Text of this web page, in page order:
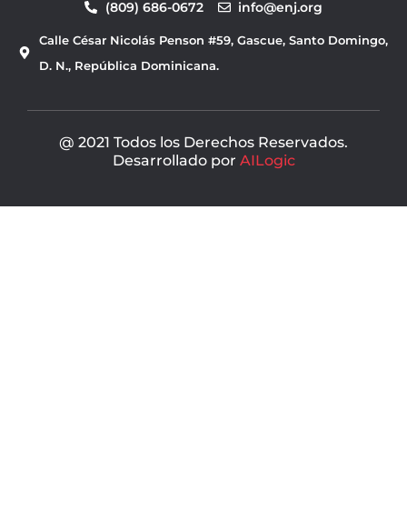
b
o
o
t
b
(809) 686-0672 info@enj.org
Calle César Nicolás Penson #59, Gascue, Santo Domingo,
D. N., República Dominicana.
@ 2021 Todos los Derechos Reservados.
Desarrollado por AILogic